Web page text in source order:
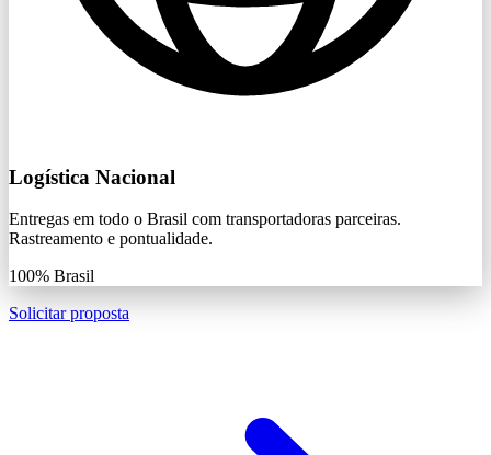
Logística Nacional
Entregas em todo o Brasil com transportadoras parceiras.
Rastreamento e pontualidade.
100% Brasil
Solicitar proposta